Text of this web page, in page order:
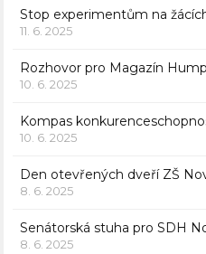
Stop experimentům na
11. 6. 2025
Rozhovor pro Magazín
10. 6. 2025
Kompas
10. 6. 2025
Den otevřených dveří ZŠ
8. 6. 2025
Senátorská stuha pro SDH
8. 6. 2025